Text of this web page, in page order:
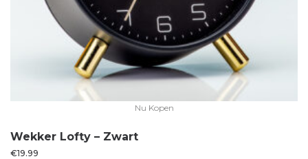
Nu Kopen
Wekker Lofty – Zwart
€19.99